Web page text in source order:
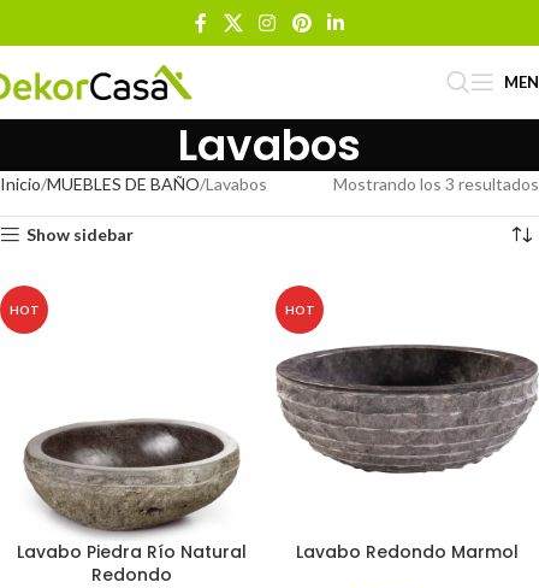
Lavabos
Inicio MUEBLES DE BAÑO Lavabos Mostrando los 3 resultados
Show sidebar
HOT
Lavabo Piedra Río Natural
Redondo
HOT
Lavabo Redondo Marmol